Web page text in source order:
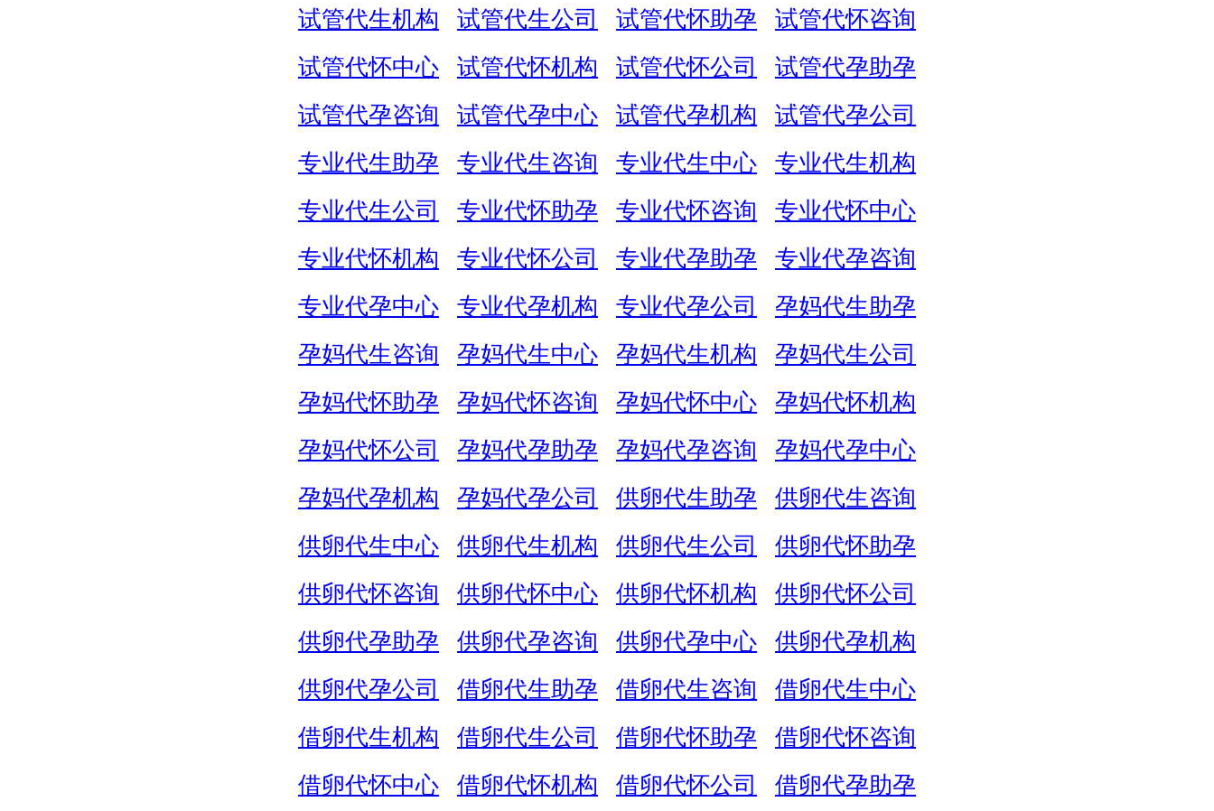
试管代生机构
试管代生公司 试管代怀助孕
试管代怀咨询
试管代怀中心
试管代怀机构 试管代怀公司
试管代孕助孕
试管代孕咨询
试管代孕中心 试管代孕机构
试管代孕公司
专业代生助孕
专业代生咨询 专业代生中心
专业代生机构
专业代生公司
专业代怀助孕 专业代怀咨询
专业代怀中心
专业代怀机构
专业代怀公司 专业代孕助孕
专业代孕咨询
专业代孕中心
专业代孕机构 专业代孕公司
孕妈代生助孕
孕妈代生咨询
孕妈代生中心 孕妈代生机构
孕妈代生公司
孕妈代怀助孕
孕妈代怀咨询 孕妈代怀中心
孕妈代怀机构
孕妈代怀公司
孕妈代孕助孕 孕妈代孕咨询
孕妈代孕中心
孕妈代孕机构
孕妈代孕公司 供卵代生助孕
供卵代生咨询
供卵代生中心
供卵代生机构 供卵代生公司
供卵代怀助孕
供卵代怀咨询
供卵代怀中心 供卵代怀机构
供卵代怀公司
供卵代孕助孕
供卵代孕咨询 供卵代孕中心
供卵代孕机构
供卵代孕公司
借卵代生助孕 借卵代生咨询
借卵代生中心
借卵代生机构
借卵代生公司 借卵代怀助孕
借卵代怀咨询
借卵代怀中心
借卵代怀机构 借卵代怀公司
借卵代孕助孕